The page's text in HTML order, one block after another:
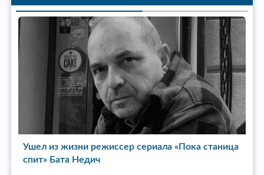
Ушел из жизни режиссер сериала «Пока станица
спит» Бата Недич